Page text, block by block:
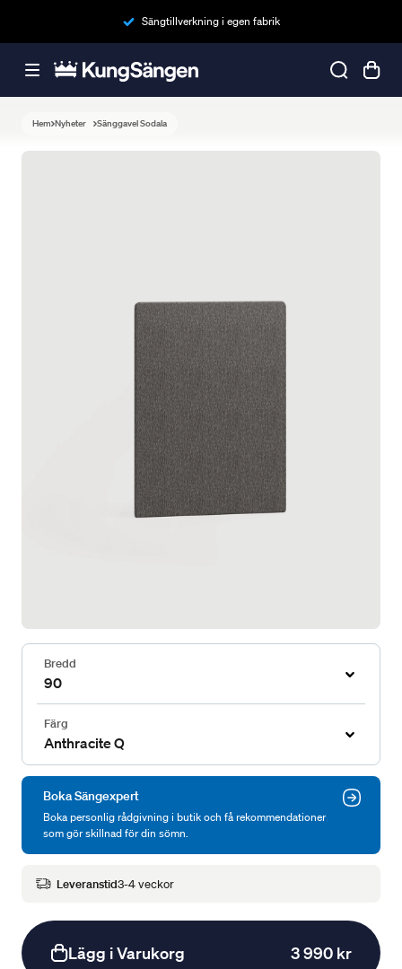
Sängtillverkning i egen fabrik
Hem Nyheter Sänggavel Sodala
Bredd
90
Färg
Anthracite Q
Boka Sängexpert
Boka personlig rådgivning i butik och få rekommendationer
som gör skillnad för din sömn.
Leveranstid3-4 veckor
Lägg i Varukorg 3 990 kr